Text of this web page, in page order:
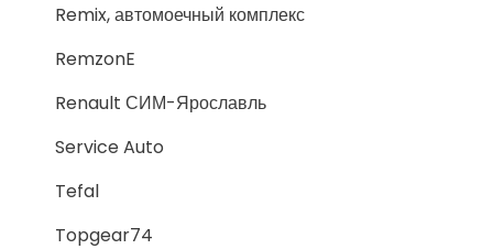
Remix, автомоечный комплекс
RemzonE
Renault СИМ-Ярославль
Service Auto
Tefal
Topgear74